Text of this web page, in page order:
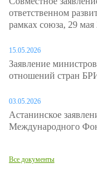
ответственном
рамках союза, 29 мая
15.05.2026
Заявление
отношений стран
03.05.2026
Астанинское
Международного
Все документы